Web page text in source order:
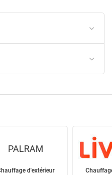
PALRAM
d'extérieur